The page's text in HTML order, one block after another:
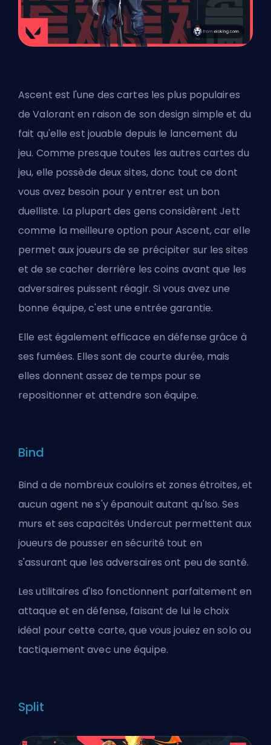
Ascent est l'une des cartes les plus populaires
de Valorant en raison de son design simple et du
fait qu'elle est jouable depuis le lancement du
jeu. Comme presque toutes les autres cartes du
jeu, elle possède deux sites, donc tout ce dont
vous avez besoin pour y entrer est un bon
duelliste. La plupart des gens considèrent Jett
comme la meilleure option pour Ascent, car elle
permet aux joueurs de se précipiter sur les sites
et de se cacher derrière les coins avant que les
adversaires puissent réagir. Si vous avez une
bonne équipe, c'est une entrée garantie.
Elle est également efficace en défense grâce à
ses fumées. Elles sont de courte durée, mais
elles donnent assez de temps pour se
repositionner et attendre son équipe.
Bind
Bind a de nombreux couloirs et zones étroites, et
aucun agent ne s'y épanouit autant qu'Iso. Ses
murs et ses capacités Undercut permettent aux
joueurs de pousser en sécurité tout en
s'assurant que les adversaires ont peu de santé.
Les utilitaires d'Iso fonctionnent parfaitement en
attaque et en défense, faisant de lui le choix
idéal pour cette carte, que vous jouiez en solo ou
tactiquement avec une équipe.
Split